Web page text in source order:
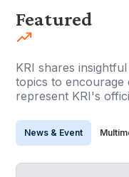
Featured
KRI shares
topics to encourage
represent KRI's
News & Event